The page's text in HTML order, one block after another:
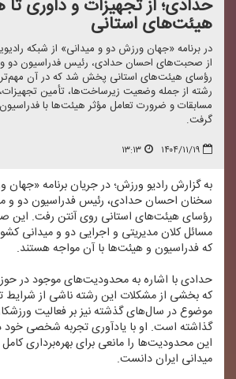
حدادی؛ از تجهیزات و داوری
هیئت‌های استانی
در برنامه «جهان ورزش دو و میدانی» از شبكه
از صحبت‌های احسان حدادی، رئیس فدراسیون دو و
رؤسای هیئت‌های استانی پخش شد كه در آن
رشته از جمله وضعیت زیرساخت‌ها، تأمین
مسابقات و ضرورت تعامل مؤثر هیئت‌ها با فدراسیون
گرفت.
۱۴۰۴/۱۱/۱۹ ۱۳:۱۳
به گزارش رادیو ورزش؛ در جریان برنامه
سخنان احسان حدادی، رئیس فدراسیون دو و
رؤسای هیئت‌های استانی روی آنتن رفت. این
مسائل كلان مدیریتی و اجرایی دو و میدانی
كه فدراسیون و هیئت‌ها با آن مواجه هستند.
حدادی با اشاره به محدودیت‌های موجود در
كه بخشی از مشكلات این رشته ناشی از
موضوع در سال‌های گذشته نیز بر فعالیت
گذاشته است. او با یادآوری تجربه شخصی خود
این محدودیت‌ها را مانعی برای بهره‌برداری
میدانی ایران دانست.